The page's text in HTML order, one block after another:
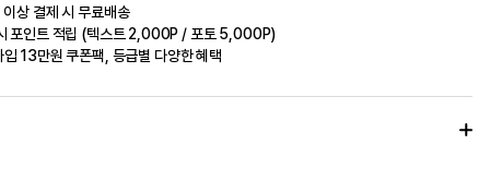
상 결제 시 무료배송
포인트 적립 (텍스트 2,000P / 포토 5,000P)
입 13만원 쿠폰팩, 등급별 다양한 혜택